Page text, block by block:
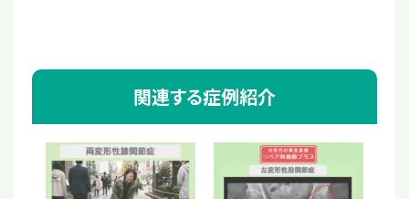
関連する症例紹介